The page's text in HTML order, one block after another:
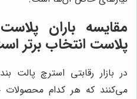
مقایسه باران پلاست
پلاست انتخاب برتر
در بازار رقابتی استرچ پالت
می‌کنند که هر کدام محصولات